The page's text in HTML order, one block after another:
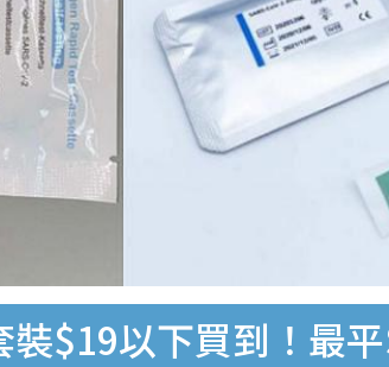
裝$19以下買到！最